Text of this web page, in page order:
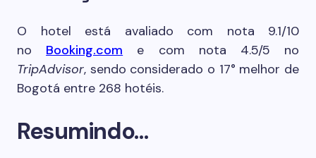
O hotel está avaliado com nota 9.1/10
no Booking.com e com nota 4.5/5 no
TripAdvisor, sendo considerado o 17° melhor de
Bogotá entre 268 hotéis.
Resumindo…